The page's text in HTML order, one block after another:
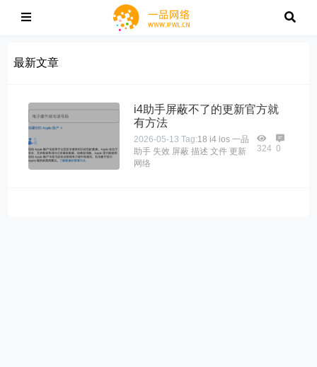
最新文章
i4助手屏蔽不了的更新官方就
有方法
2026-05-13 Tag:18 i4 ios 一品
助手 失效 屏蔽 描述 文件 更新
网络
324 0